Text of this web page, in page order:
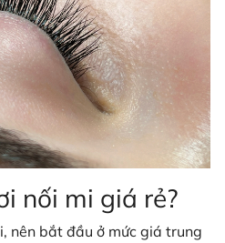
nối mi giá rẻ?
nên bắt đầu ở mức giá trung